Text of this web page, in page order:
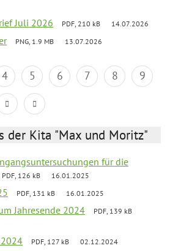
Juli 2026 PDF, 210 kB 14.07.2026
PNG, 1.9 MB 13.07.2026
4 5 6 7 8
9
der Kita "Max und Moritz"
für die
PDF, 126 kB 16.01.2025
PDF, 131 kB 16.01.2025
Jahresende 2024
PDF, 139 kB
2024 PDF, 127 kB 02.12.2024